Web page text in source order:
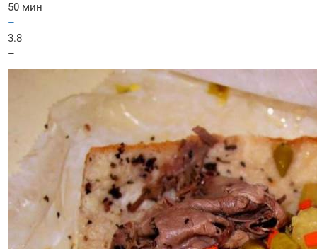
50 мин
–
3.8
–